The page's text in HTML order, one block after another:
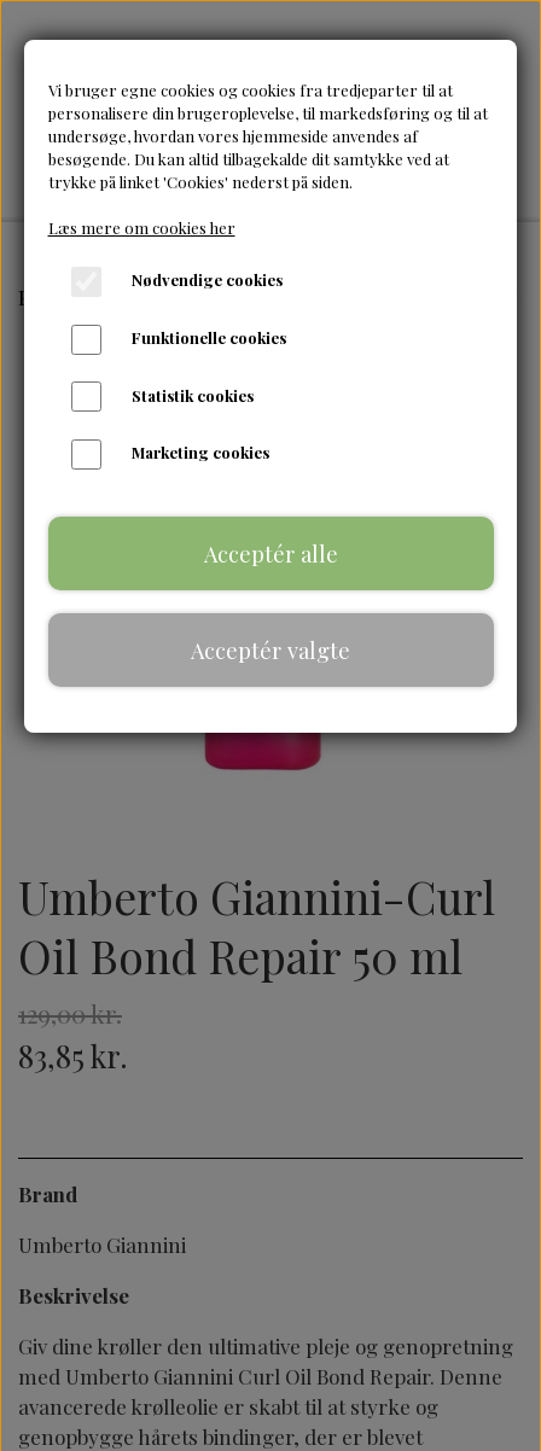
Forside Umberto Giannini
Umberto Giannini-Curl
Oil Bond Repair 50 ml
129,00 kr.
83,85 kr.
Brand
Umberto Giannini
Beskrivelse
Giv dine krøller den ultimative pleje og genopretning
med Umberto Giannini Curl Oil Bond Repair. Denne
avancerede krølleolie er skabt til at styrke og
genopbygge hårets bindinger, der er blevet
Vi bruger egne cookies og cookies fra tredjeparter til at
personalisere din brugeroplevelse, til markedsføring og til at
undersøge, hvordan vores hjemmeside anvendes af
besøgende. Du kan altid tilbagekalde dit samtykke ved at
trykke på linket 'Cookies' nederst på siden.
Læs mere om cookies her
Nødvendige cookies
Funktionelle cookies
Statistik cookies
Marketing cookies
Acceptér alle
Acceptér valgte